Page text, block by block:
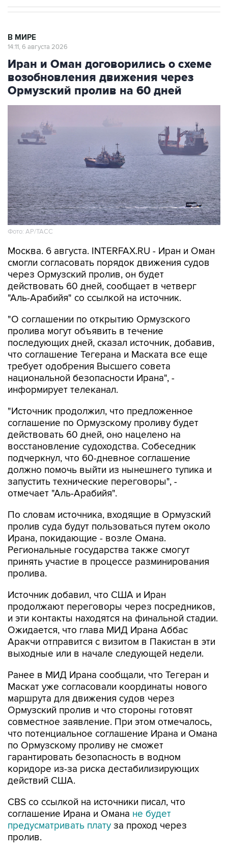
В МИРЕ
14:11, 6 августа 2026
Иран и Оман договорились о схеме
возобновления движения через
Ормузский пролив на 60 дней
Фото: AP/ТАСС
Москва. 6 августа. INTERFAX.RU - Иран и Оман
смогли согласовать порядок движения судов
через Ормузский пролив, он будет
действовать 60 дней, сообщает в четверг
"Аль-Арабийя" со ссылкой на источник.
"О соглашении по открытию Ормузского
пролива могут объявить в течение
последующих дней, сказал источник, добавив,
что соглашение Тегерана и Маската все еще
требует одобрения Высшего совета
национальной безопасности Ирана", -
информирует телеканал.
"Источник продолжил, что предложенное
соглашение по Ормузскому проливу будет
действовать 60 дней, оно нацелено на
восстановление судоходства. Собеседник
подчеркнул, что 60-дневное соглашение
должно помочь выйти из нынешнего тупика и
запустить технические переговоры", -
отмечает "Аль-Арабийя".
По словам источника, входящие в Ормузский
пролив суда будут пользоваться путем около
Ирана, покидающие - возле Омана.
Региональные государства также смогут
принять участие в процессе разминирования
пролива.
Источник добавил, что США и Иран
продолжают переговоры через посредников,
и эти контакты находятся на финальной стадии.
Ожидается, что глава МИД Ирана Аббас
Аракчи отправится с визитом в Пакистан в эти
выходные или в начале следующей недели.
Ранее в МИД Ирана сообщали, что Тегеран и
Маскат уже согласовали координаты нового
маршрута для движения судов через
Ормузский пролив и что стороны готовят
совместное заявление. При этом отмечалось,
что потенциальное соглашение Ирана и Омана
по Ормузскому проливу не сможет
гарантировать безопасность в водном
коридоре из-за риска дестабилизирующих
действий США.
CBS со ссылкой на источники писал, что
соглашение Ирана и Омана не будет
предусматривать плату за проход через
пролив.